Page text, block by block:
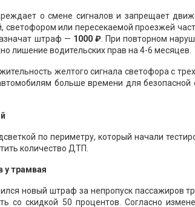
о смене сигналов и запрещает
светофором или пересекаемой проезжей
штраф — 1000 ₽. При повторном
лишение водительских прав на 4-6 месяцев.
желтого сигнала светофора с
больше времени для безопасной
по периметру, который начали
количество ДТП.
у трамвая
новый штраф за непропуск пассажиров
со скидкой 50 процентов. Согласно